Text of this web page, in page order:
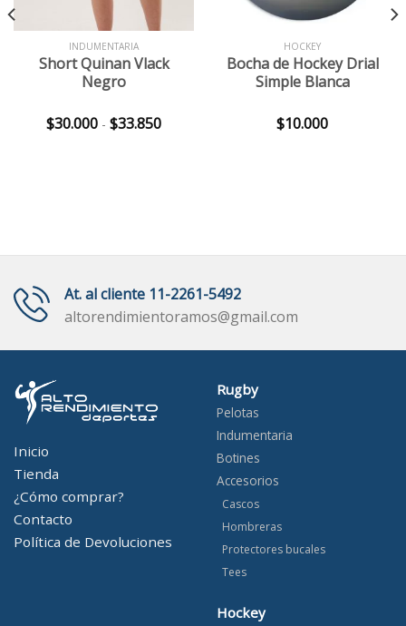
INDUMENTARIA
Short Quinan Vlack
Negro
$30.000 - $33.850Rango
HOCKEY
Bocha de Hockey Drial
Simple Blanca
$10.000
At. al cliente 11-2261-5492
altorendimientoramos@gmail.com
Inicio
Tienda
¿Cómo comprar?
Contacto
Política de Devoluciones
Rugby
Pelotas
Indumentaria
Botines
Accesorios
Cascos
Hombreras
Protectores bucales
Tees
Hockey